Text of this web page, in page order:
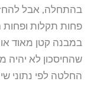
בהתחלה, אבל
פחות תקלות ופחות
במבנה קטן מאוד
שהחיסכון לא יהיה
החלטה לפי נתוני